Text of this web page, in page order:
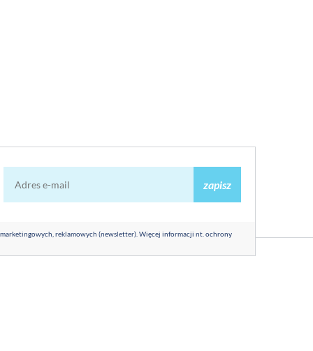
zapisz
reklamowych (newsletter). Więcej informacji nt. ochrony